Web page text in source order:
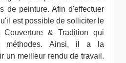
de peinture. Afin d'effectuer
est possible de solliciter le
& Tradition qui
méthodes. Ainsi, il a la
un meilleur rendu de travail.